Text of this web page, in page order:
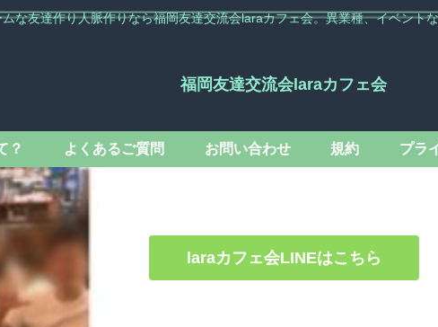
な友達作り人脈作りなら福岡友達交流会laraカフェ会。異業種、イベント
福岡友達交流会laraカフェ会
？ よくあるご質問 お問い合わせ 規約 プラ
laraカフェ会LINEはこちら